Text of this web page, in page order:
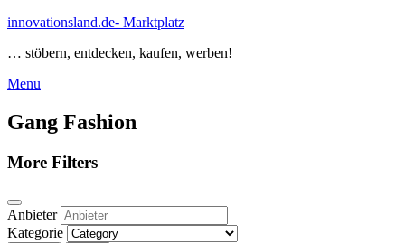
Skip
content
innovationsland.de- Marktplatz
… stöbern, entdecken, kaufen, werben!
Menu
Gang Fashion
More Filters
Anbieter
Kategorie